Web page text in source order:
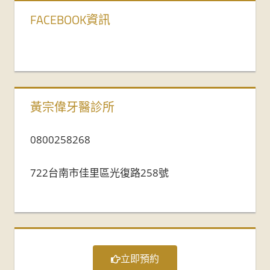
FACEBOOK資訊
黃宗偉牙醫診所
0800258268
722台南市佳里區光復路258號
立即預約